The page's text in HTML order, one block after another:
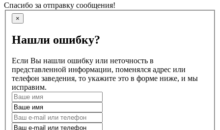
Спасибо за отправку сообщения!
×
Нашли ошибку?
Если Вы нашли ошибку или неточность в
представленной информации, поменялся адрес или
телефон заведения, то укажите это в форме ниже, и мы
исправим.